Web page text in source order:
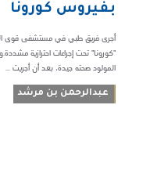
بفيروس كورونا
أجرى فريق طبي في مستشفى قوى
"كورونا" تحت إجراءات احترازية
المولود صحته جيدة، بعد أن أجريت ...
عبدالرحمن بن مرشد